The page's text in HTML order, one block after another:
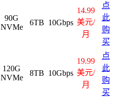
90G
NVMe
6TB 10Gbps
14.99
美元/
月
点
此
购
买
120G
NVMe
8TB 10Gbps
19.99
美元/
月
点
此
购
买